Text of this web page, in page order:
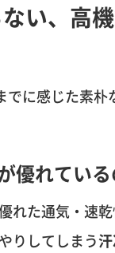
い、高
に感じた素
優れている
れた通気・速
りしてしまう